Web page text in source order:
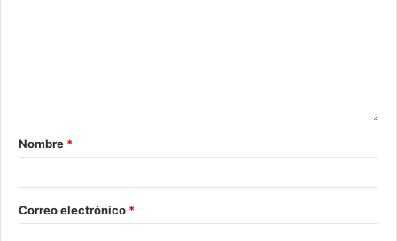
Nombre *
Correo electrónico *